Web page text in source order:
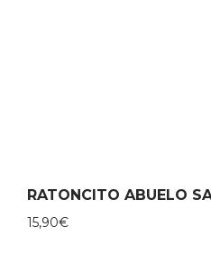
RATONCITO ABUELO
15,90€